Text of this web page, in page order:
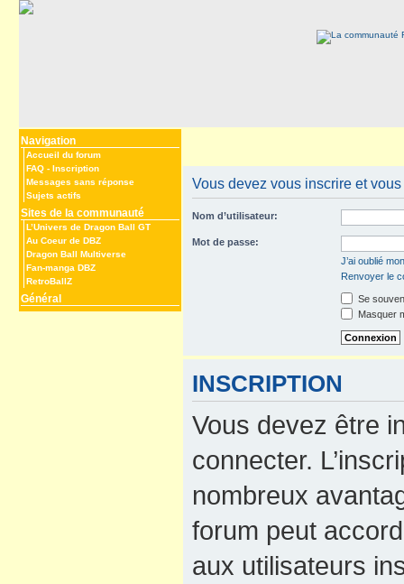
Navigation
Accueil du forum
FAQ - Inscription
Messages sans réponse
Sujets actifs
Sites de la communauté
L’Univers de Dragon Ball GT
Au Coeur de DBZ
Dragon Ball Multiverse
Fan-manga DBZ
RetroBallZ
Général
Vous devez vous inscrire et
Nom d’utilisateur:
Mot de passe:
J’ai oublié
Renvoyer le
Se
Masquer
INSCRIPTION
Vous devez être
connecter.
nombreux
forum peut
aux utilisateurs